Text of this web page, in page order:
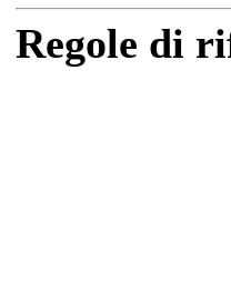
Regole di